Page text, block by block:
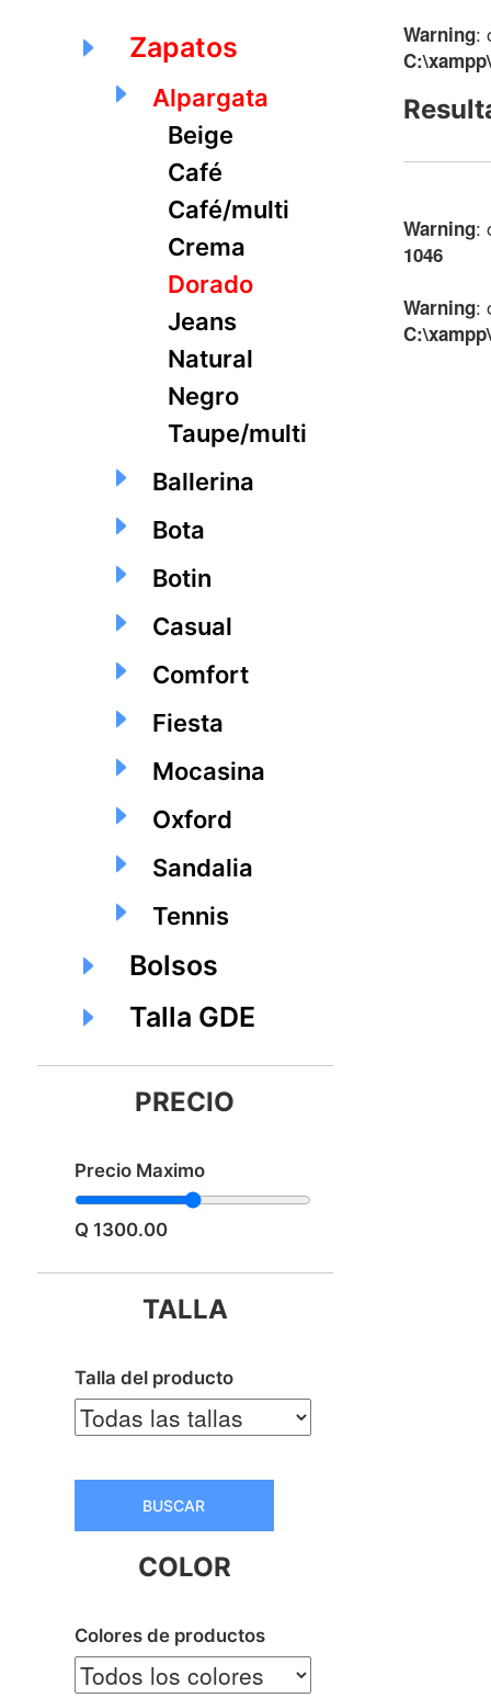
Zapatos
Alpargata
Beige
Café
Café/multi
Crema
Dorado
Jeans
Natural
Negro
Taupe/multi
Ballerina
Bota
Botin
Casual
Comfort
Fiesta
Mocasina
Oxford
Sandalia
Tennis
Bolsos
Talla GDE
PRECIO
Precio Maximo
Q 1300.00
TALLA
Talla del producto
BUSCAR
COLOR
Colores de productos
Warning:
Warning:
1046
Warning: